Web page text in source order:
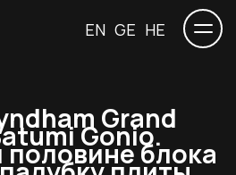
EN GE HE
Grand
Gonio.
половине блока